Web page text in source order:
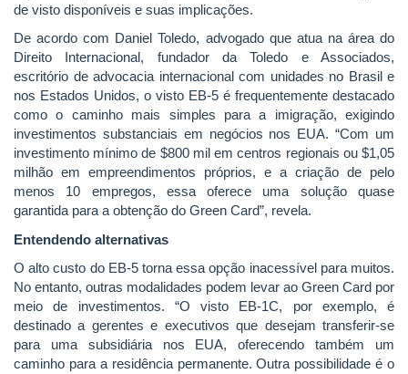
de visto disponíveis e suas implicações.
De acordo com Daniel Toledo, advogado que atua na área do
Direito Internacional, fundador da Toledo e Associados,
escritório de advocacia internacional com unidades no Brasil e
nos Estados Unidos, o visto EB-5 é frequentemente destacado
como o caminho mais simples para a imigração, exigindo
investimentos substanciais em negócios nos EUA. “Com um
investimento mínimo de $800 mil em centros regionais ou $1,05
milhão em empreendimentos próprios, e a criação de pelo
menos 10 empregos, essa oferece uma solução quase
garantida para a obtenção do Green Card”, revela.
Entendendo alternativas
O alto custo do EB-5 torna essa opção inacessível para muitos.
No entanto, outras modalidades podem levar ao Green Card por
meio de investimentos. “O visto EB-1C, por exemplo, é
destinado a gerentes e executivos que desejam transferir-se
para uma subsidiária nos EUA, oferecendo também um
caminho para a residência permanente. Outra possibilidade é o